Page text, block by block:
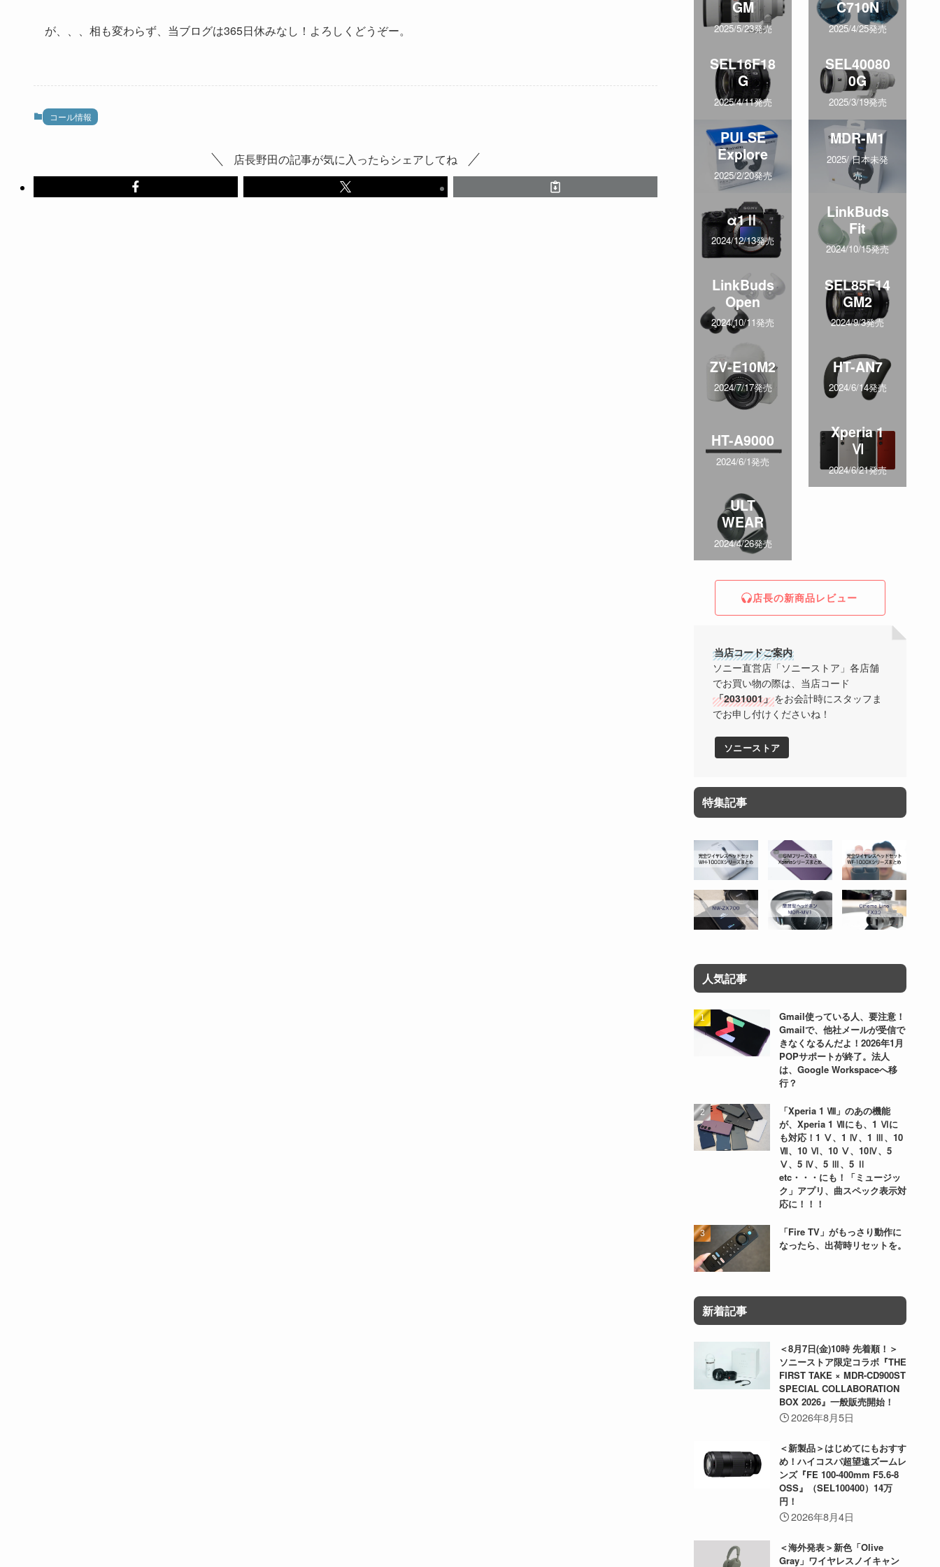
が、、、相も変わらず、当ブログは365日休みなし！よろしくどうぞー。
コール情報
店長野田の記事が気に入ったらシェアしてね
GM
2025/5/23発売
C710N
2025/4/25発売
SEL16F18
G
2025/4/11発売
SEL40080
0G
2025/3/19発売
PULSE
Explore
2025/2/20発売
MDR-M1
2025/ 日本未発
売
α1Ⅱ
2024/12/13発売
LinkBuds
Fit
2024/10/15発売
LinkBuds
Open
2024/10/11発売
SEL85F14
GM2
2024/9/3発売
ZV-E10M2
2024/7/17発売
HT-AN7
2024/6/14発売
HT-A9000
2024/6/1発売
Xperia 1
Ⅵ
2024/6/21発売
ULT
WEAR
2024/4/26発売
店長の新商品レビュー
当店コードご案内
ソニー直営店「ソニーストア」各店舗
でお買い物の際は、当店コード
「2031001」をお会計時にスタッフま
でお申し付けくださいね！
ソニーストア
特集記事
人気記事
Gmail使っている人、要注意！
Gmailで、他社メールが受信で
きなくなるんだよ！2026年1月
POPサポートが終了。法人
は、Google Workspaceへ移
行？
「Xperia 1 Ⅷ」のあの機能
が、Xperia 1 Ⅶにも、1 Ⅵに
も対応！1 Ⅴ、1 Ⅳ、1 Ⅲ、10
Ⅶ、10 Ⅵ、10 Ⅴ、10Ⅳ、5
Ⅴ、5 Ⅳ、5 Ⅲ、5 Ⅱ
etc・・・にも！「ミュージッ
ク」アプリ、曲スペック表示対
応に！！！
「Fire TV」がもっさり動作に
なったら、出荷時リセットを。
新着記事
＜8月7日(金)10時 先着順！＞
ソニーストア限定コラボ『THE
FIRST TAKE × MDR-CD900ST
SPECIAL COLLABORATION
BOX 2026』一般販売開始！
2026年8月5日
＜新製品＞はじめてにもおすす
め！ハイコスパ超望遠ズームレ
ンズ『FE 100-400mm F5.6-8
OSS』（SEL100400）14万
円！
2026年8月4日
＜海外発表＞新色「Olive
Gray」ワイヤレスノイキャン